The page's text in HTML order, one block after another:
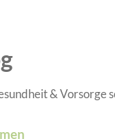
& Vorsorge